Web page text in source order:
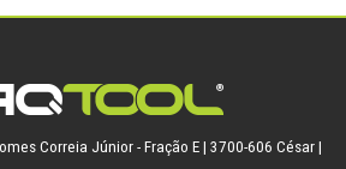
Correia Júnior - Fração E | 3700-606 César |